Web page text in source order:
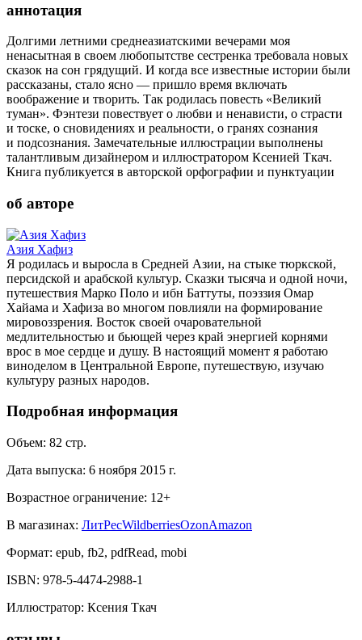
аннотация
Долгими летними среднеазиатскими вечерами моя
ненасытная в своем любопытстве сестренка требовала новых
сказок на сон грядущий. И когда все известные истории были
рассказаны, стало ясно — пришло время включать
воображение и творить. Так родилась повесть «Великий
туман». Фэнтези повествует о любви и ненависти, о страсти
и тоске, о сновидениях и реальности, о гранях сознания
и подсознания. Замечательные иллюстрации выполнены
талантливым дизайнером и иллюстратором Ксенией Ткач.
Книга публикуется в авторской орфографии и пунктуации
об авторе
Азия Хафиз
Я родилась и выросла в Средней Азии, на стыке тюркской,
персидской и арабской культур. Сказки тысяча и одной ночи,
путешествия Марко Поло и ибн Баттуты, поэззия Омар
Хайама и Хафиза во многом повлияли на формирование
мировоззрения. Восток своей очаровательной
медлительностью и бьющей через край энергией корнями
врос в мое сердце и душу. В настоящий момент я работаю
виноделом в Центральной Европе, путешествую, изучаю
культуру разных народов.
Подробная информация
Объем: 82 стр.
Дата выпуска: 6 ноября 2015 г.
Возрастное ограничение: 12+
В магазинах: ЛитРесWildberriesOzonAmazon
Формат: epub, fb2, pdfRead, mobi
ISBN: 978-5-4474-2988-1
Иллюстратор: Ксения Ткач